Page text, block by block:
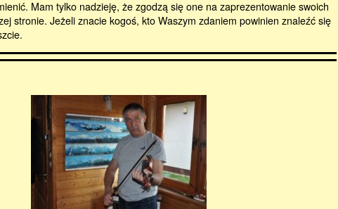
Mam tylko nadzieję, że zgodzą się one na zaprezentowanie swoich
stronie. Jeżeli znacie kogoś, kto Waszym zdaniem powinien znaleźć się